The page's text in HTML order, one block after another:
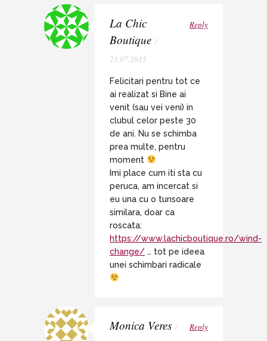
La Chic
Boutique /
23.07.2015
Reply
Felicitari pentru tot ce
ai realizat si Bine ai
venit (sau vei veni) in
clubul celor peste 30
de ani. Nu se schimba
prea multe, pentru
moment
Imi place cum iti sta cu
peruca, am incercat si
eu una cu o tunsoare
similara, doar ca
roscata:
https://www.lachicboutique.ro/wind-
change/ … tot pe ideea
unei schimbari radicale
Monica Veres /
Reply